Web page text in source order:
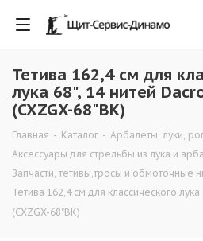
Тетива 162,4 см для
лука 68", 14 нитей
(CXZGX-68"BK)
Главная - Каталог - Арбалеты, луки,
Аксессуары для стрельбы из лука и
Запчасти, тетивы,тросы и обмоточные
Тетива 162,4 см для классического
(CXZGX-68"BK)